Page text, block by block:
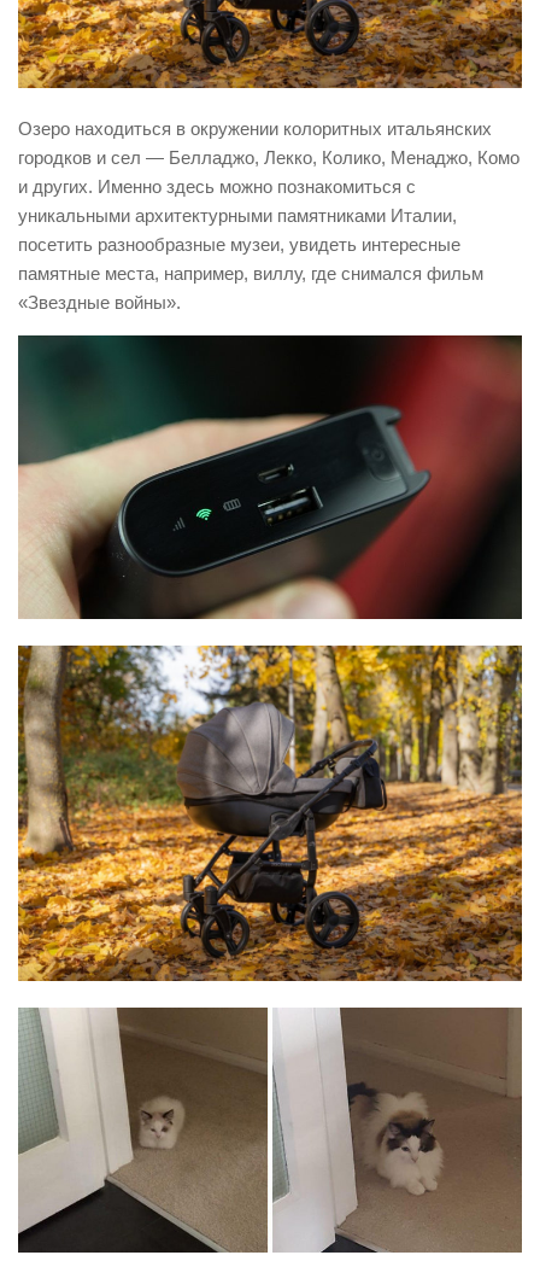
Озеро находиться в окружении колоритных итальянских
городков и сел — Белладжо, Лекко, Колико, Менаджо, Комо
и других. Именно здесь можно познакомиться с
уникальными архитектурными памятниками Италии,
посетить разнообразные музеи, увидеть интересные
памятные места, например, виллу, где снимался фильм
«Звездные войны».